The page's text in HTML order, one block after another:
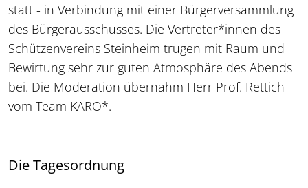
statt - in Verbindung mit einer Bürgerversammlung
des Bürgerausschusses. Die Vertreter*innen des
Schützenvereins Steinheim trugen mit Raum und
Bewirtung sehr zur guten Atmosphäre des Abends
bei. Die Moderation übernahm Herr Prof. Rettich
vom Team KARO*.
Die Tagesordnung